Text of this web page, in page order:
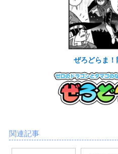
ぜろどらま
関連記事